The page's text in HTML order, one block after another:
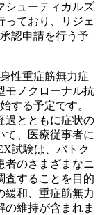
シューティカルズ
っており、リジェ
認申請を行う予
性重症筋無力症
モノクローナル抗
する予定です。
過とともに症状の
て、医療従事者に
試験は、バトク
者のさまざまなニ
査することを目的
緩和、重症筋無力
維持が含まれま